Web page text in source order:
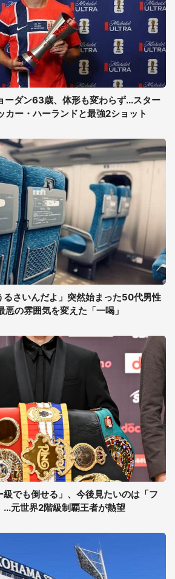
ーダン63歳、体形も変わらず...スター
カー・ハーランドと最強2ショット
るさいんだよ」突然始まった50代男性
の雰囲気を変えた「一喝」
でも倒せる」、今後見たいのは「フ
...元世界2階級制覇王者が熱望